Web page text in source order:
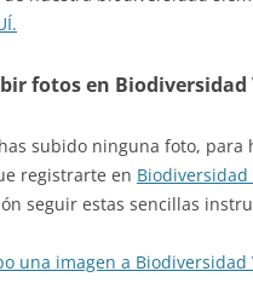
fotos en
subido ninguna foto, para
registrarte en Biodiversidad
seguir estas sencillas
una imagen a Biodiversidad